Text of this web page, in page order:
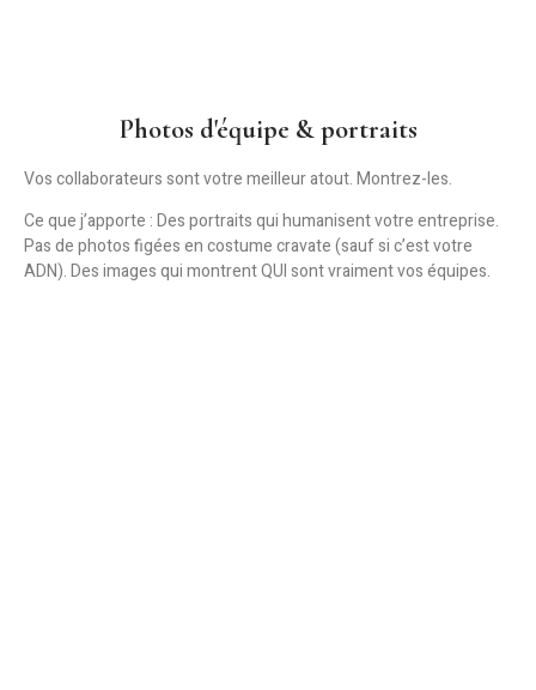
Photos d'équipe & portraits
Vos collaborateurs sont votre meilleur atout. Montrez-les.
Ce que j’apporte :Des portraits qui humanisent votre entreprise.
Pas de photos figées en costume cravate (sauf si c’est votre
ADN). Des images qui montrent QUI sont vraiment vos équipes.